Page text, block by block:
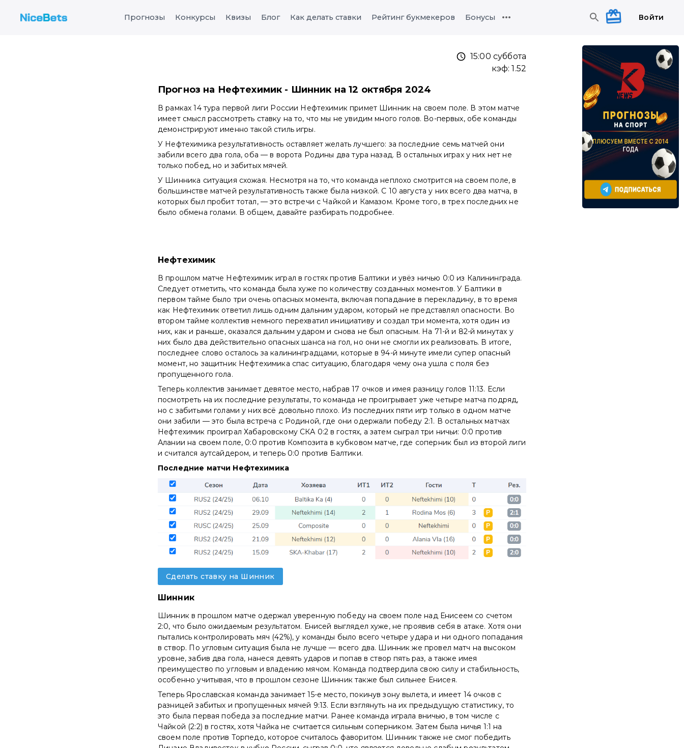
Прогнозы Конкурсы Квизы Блог Как делать ставки Рейтинг букмекеров Бонусы Войти
15:00 суббота
кэф:1.52
Прогноз на Нефтехимик - Шинник на 12 октября 2024
В рамках 14 тура первой лиги России Нефтехимик примет Шинник на своем поле. В этом матче
имеет смысл рассмотреть ставку на то, что мы не увидим много голов. Во-первых, обе команды
демонстрируют именно такой стиль игры.
У Нефтехимика результативность оставляет желать лучшего: за последние семь матчей они
забили всего два гола, оба — в ворота Родины два тура назад. В остальных играх у них нет не
только побед, но и забитых мячей.
У Шинника ситуация схожая. Несмотря на то, что команда неплохо смотрится на своем поле, в
большинстве матчей результативность также была низкой. С 10 августа у них всего два матча, в
которых был пробит тотал, — это встречи с Чайкой и Камазом. Кроме того, в трех последних не
было обмена голами. В общем, давайте разбирать подробнее.
Нефтехимик
В прошлом матче Нефтехимик играл в гостях против Балтики и увёз ничью 0:0 из Калининграда.
Следует отметить, что команда была хуже по количеству созданных моментов. У Балтики в
первом тайме было три очень опасных момента, включая попадание в перекладину, в то время
как Нефтехимик ответил лишь одним дальним ударом, который не представлял опасности. Во
втором тайме коллектив немного перехватил инициативу и создал три момента, хотя один из
них, как и раньше, оказался дальним ударом и снова не был опасным. На 71-й и 82-й минутах у
них было два действительно опасных шанса на гол, но они не смогли их реализовать. В итоге,
последнее слово осталось за калининградцами, которые в 94-й минуте имели супер опасный
момент, но защитник Нефтехимика спас ситуацию, благодаря чему она ушла с поля без
пропущенного гола.
Теперь коллектив занимает девятое место, набрав 17 очков и имея разницу голов 11:13. Если
посмотреть на их последние результаты, то команда не проигрывает уже четыре матча подряд,
но с забитыми голами у них всё довольно плохо. Из последних пяти игр только в одном матче
они забили — это была встреча с Родиной, где они одержали победу 2:1. В остальных матчах
Нефтехимик проиграл Хабаровскому СКА 0:2 в гостях, а затем сыграл три ничьи: 0:0 против
Алании на своем поле, 0:0 против Композита в кубковом матче, где соперник был из второй лиги
и считался аутсайдером, и теперь 0:0 против Балтики.
Последние матчи Нефтехимика
Сделать ставку на Шинник
Шинник
Шинник в прошлом матче одержал уверенную победу на своем поле над Енисеем со счетом
2:0, что было ожидаемым результатом. Енисей выглядел хуже, не проявив себя в атаке. Хотя они
пытались контролировать мяч (42%), у команды было всего четыре удара и ни одного попадания
в створ. По угловым ситуация была не лучше — всего два. Шинник же провел матч на высоком
уровне, забив два гола, нанеся девять ударов и попав в створ пять раз, а также имея
преимущество по угловым и владению мячом. Команда подтвердила свою силу и стабильность,
особенно учитывая, что в прошлом сезоне Шинник также был сильнее Енисея.
Теперь Ярославская команда занимает 15-е место, покинув зону вылета, и имеет 14 очков с
разницей забитых и пропущенных мячей 9:13. Если взглянуть на их предыдущую статистику, то
это была первая победа за последние матчи. Ранее команда играла вничью, в том числе с
Чайкой (2:2) в гостях, хотя Чайка не считается сильным соперником. Затем была ничья 1:1 на
своем поле против Торпедо, которое считалось фаворитом. Шинник также не смог победить